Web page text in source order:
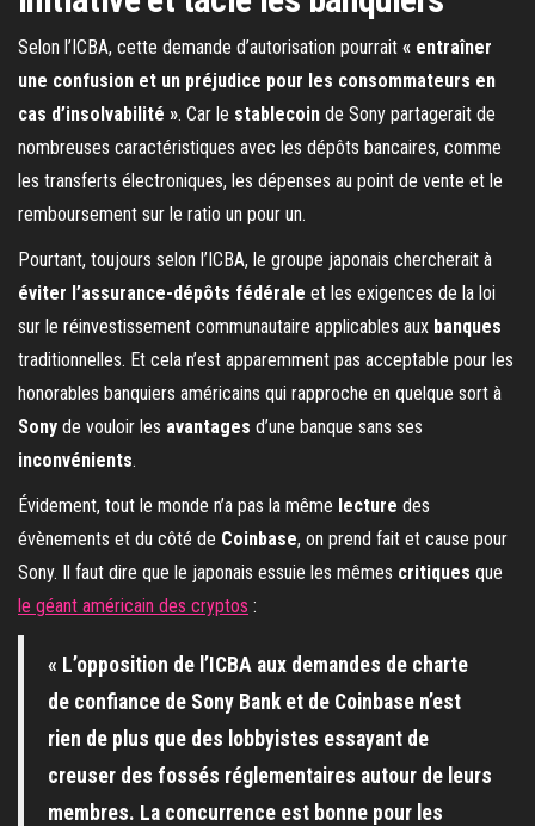
Selon l’ICBA, cette demande d’autorisation pourrait « entraîner
une confusion et un préjudice pour les consommateurs en
cas d’insolvabilité ». Car le stablecoin de Sony partagerait de
nombreuses caractéristiques avec les dépôts bancaires, comme
les transferts électroniques, les dépenses au point de vente et le
remboursement sur le ratio un pour un.
Pourtant, toujours selon l’ICBA, le groupe japonais chercherait à
éviter l’assurance-dépôts fédérale et les exigences de la loi
sur le réinvestissement communautaire applicables aux banques
traditionnelles. Et cela n’est apparemment pas acceptable pour les
honorables banquiers américains qui rapproche en quelque sort à
Sony de vouloir les avantages d’une banque sans ses
inconvénients.
Évidement, tout le monde n’a pas la même lecture des
évènements et du côté de Coinbase, on prend fait et cause pour
Sony. Il faut dire que le japonais essuie les mêmes critiques que
le géant américain des cryptos :
« L’opposition de l’ICBA aux demandes de charte
de confiance de Sony Bank et de Coinbase n’est
rien de plus que des lobbyistes essayant de
creuser des fossés réglementaires autour de leurs
membres. La concurrence est bonne pour les